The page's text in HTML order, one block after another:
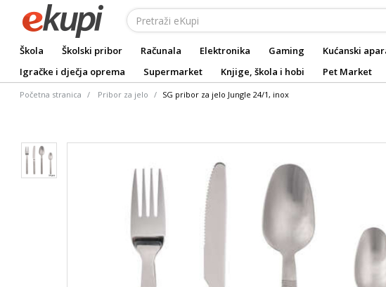
Škola Školski pribor Računala Elektronika Gaming Kućanski
Igračke i dječja oprema
Supermarket Knjige, škola i hobi Pet Market
Početna stranica Pribor za jelo SG pribor za jelo Jungle 24/1, inox